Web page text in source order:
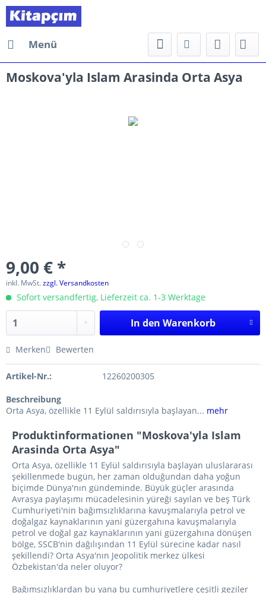
Menü
Moskova'yla Islam Arasinda Orta Asya
9,00 € *
inkl. MwSt.zzgl. Versandkosten
Sofort versandfertig, Lieferzeit ca. 1-3 Werktage
In den Warenkorb
Merken Bewerten
Artikel-Nr.: 12260200305
Beschreibung
Orta Asya, özellikle 11 Eylül saldırısıyla başlayan... mehr
Produktinformationen "Moskova'yla Islam
Arasinda Orta Asya"
Orta Asya, özellikle 11 Eylül saldırısıyla başlayan uluslararası
şekillenmede bugün, her zaman olduğundan daha yoğun
biçimde Dünya'nın gündeminde. Büyük güçler arasında
Avrasya paylaşımı mücadelesinin yüreği sayılan ve beş Türk
Cumhuriyeti'nin bağımsızlıklarına kavuşmalarıyla petrol ve
doğalgaz kaynaklarının yani güzergahına kavuşmalarıyla
petrol ve doğal gaz kaynaklarının yani güzergahına dönüşen
bölge, SSCB'nin dağılışından 11 Eylül sürecine kadar nasıl
şekillendi? Orta Asya'nın Jeopolitik merkez ülkesi
Özbekistan'da neler oluyor?
Bağımsızlıklardan bu yana bu cumhuriyetlere çeşitli geziler